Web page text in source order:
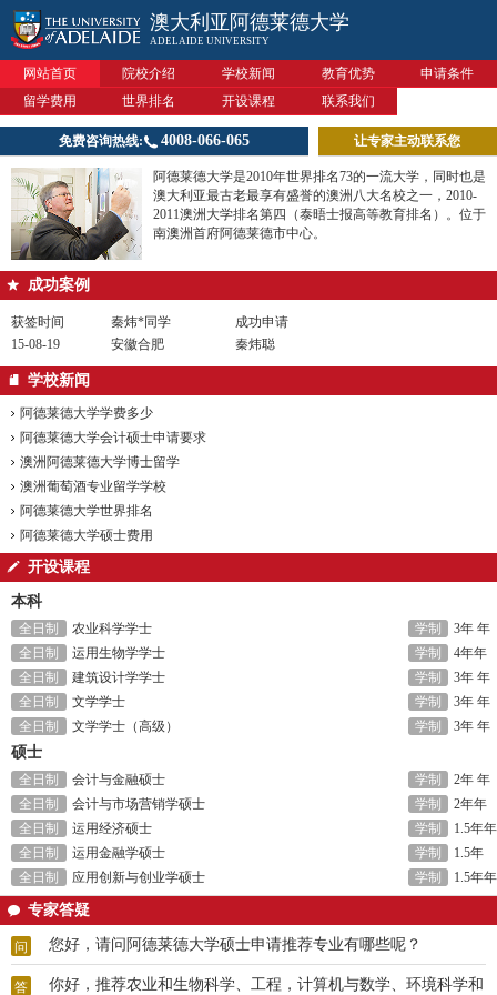
澳大利亚阿德莱德大学
ADELAIDE UNIVERSITY
网站首页 院校介绍 学校新闻 教育优势
申请条件
留学费用
世界排名 开设课程 联系我们
免费咨询热线: 4008-066-065 让专家主动联系您
阿德莱德大学是2010年世界排名73的一流大学，同时也是
澳大利亚最古老最享有盛誉的澳洲八大名校之一，2010-
2011澳洲大学排名第四（泰晤士报高等教育排名）。位于
南澳洲首府阿德莱德市中心。
成功案例
获签时间
15-08-19
秦炜*同学
安徽合肥
成功申请
秦炜聪
学校新闻
阿德莱德大学学费多少
阿德莱德大学会计硕士申请要求
澳洲阿德莱德大学博士留学
澳洲葡萄酒专业留学学校
阿德莱德大学世界排名
阿德莱德大学硕士费用
开设课程
本科
学制 3年 年
全日制
农业科学学士
学制
4年年
全日制
运用生物学学士
学制
3年 年
全日制
建筑设计学学士
学制
3年 年
全日制
文学学士
学制
3年 年
全日制 文学学士（高级）
硕士
学制 2年 年
全日制
会计与金融硕士
学制
2年年
全日制
会计与市场营销学硕士
学制
1.5年年
全日制
运用经济硕士
学制
1.5年
全日制
运用金融学硕士
学制
1.5年年
全日制 应用创新与创业学硕士
专家答疑
问 您好，请问阿德莱德大学硕士申请推荐专业有哪些呢？
答 你好，推荐农业和生物科学、工程，计算机与数学、环境科学和